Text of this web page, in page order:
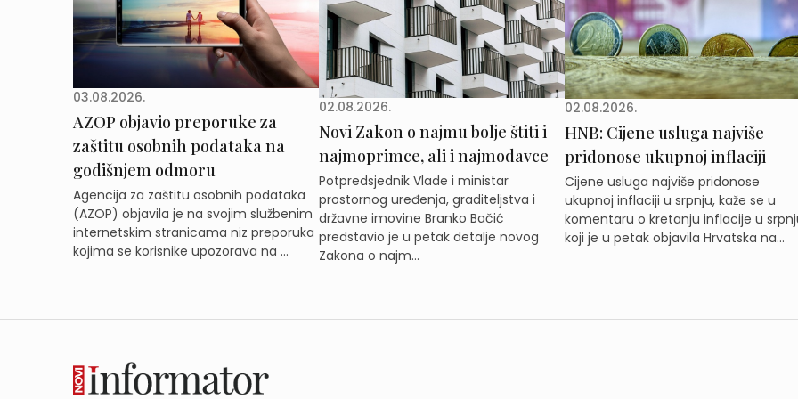
03.08.2026.
AZOP objavio preporuke za
zaštitu osobnih podataka na
godišnjem odmoru
Agencija za zaštitu osobnih podataka
(AZOP) objavila je na svojim službenim
internetskim stranicama niz preporuka
kojima se korisnike upozorava na ...
02.08.2026.
Novi Zakon o najmu bolje štiti i
najmoprimce, ali i najmodavce
Potpredsjednik Vlade i ministar
prostornog uređenja, graditeljstva i
državne imovine Branko Bačić
predstavio je u petak detalje novog
Zakona o najm...
02.08.2026.
HNB: Cijene usluga najviše
pridonose ukupnoj inflaciji
Cijene usluga najviše pridonose
ukupnoj inflaciji u srpnju, kaže se u
komentaru o kretanju inflacije u
koji je u petak objavila Hrvatska na...